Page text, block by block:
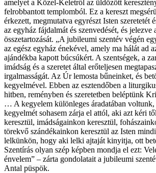
amelyet a Közel-Keletről az üldözött
felrobbantott templomból. Ez a kereszt
érkezett, megmutatva egyrészt Isten szeretetét
az egyház fájdalmát és szenvedését, és jelezve
összetartozását. „A jubileumi szentév végén
az egész egyház énekével, amely ma hálát ad
ajándékba kapott búcsúkért. A szentségek, a
imádság és a szeretet által erőteljesen
irgalmasságát. Az Úr lemosta bűneinket, és
kegyelmével. Ebben az esztendőben a
hitben, reményben és szeretetben beléptünk
… A kegyelem különleges áradatában voltunk,
kegyelmét sohasem zárja el attól, aki azt kéri
keresztül, imádságainkon keresztül,
törekvő szándékainkon keresztül az Isten
lelkünkön, hogy aki lelki ajtaját kinyitja, ott
Szentírás olyan szép képben mondja el ezt:
énvelem” – zárta gondolatait a jubileumi
Antal püspök.